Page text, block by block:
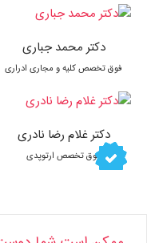
دکتر محمد جباری
فوق تخصص کلیه و مجاری ادراری
دکتر غلام رضا نادری
فوق تخصص ارتوپدی